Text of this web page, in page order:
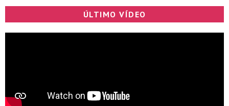
ÚLTIMO VÍDEO